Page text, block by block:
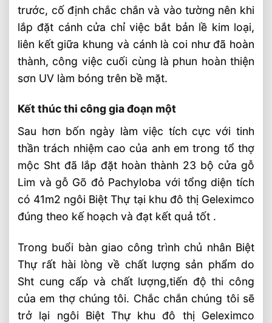
trước, cố định chắc chắn và vào tường nên khi
lắp đặt cánh cửa chỉ việc bắt bản lề kim loại,
liên kết giữa khung và cánh là coi như đã hoàn
thành, công việc cuối cùng là phun hoàn thiện
sơn UV làm bóng trên bề mặt.
Kết thúc thi công gia đoạn một
Sau hơn bốn ngày làm việc tích cực với tinh
thần trách nhiệm cao của anh em trong tổ thợ
mộc Sht đã lắp đặt hoàn thành 23 bộ cửa gỗ
Lim và gỗ Gõ đỏ Pachyloba với tổng diện tích
có 41m2 ngôi Biệt Thự tại khu đô thị Geleximco
đúng theo kế hoạch và đạt kết quả tốt .
Trong buổi bàn giao công trình chủ nhân Biệt
Thự rất hài lòng về chất lượng sản phẩm do
Sht cung cấp và chất lượng,tiến độ thi công
của em thợ chúng tôi. Chắc chắn chúng tôi sẽ
trở lại ngôi Biệt Thự khu đô thị Geleximco